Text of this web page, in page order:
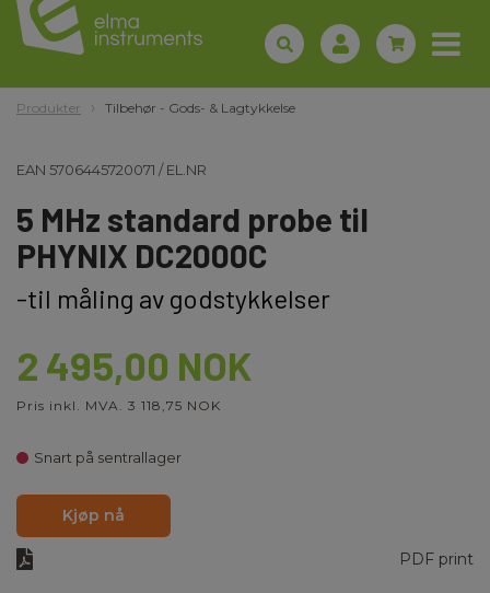
Produkter Tilbehør - Gods- & Lagtykkelse
EAN 5706445720071 /EL.NR
5 MHz standard probe til
PHYNIX DC2000C
-til måling av godstykkelser
2 495,00 NOK
Pris inkl. MVA. 3 118,75 NOK
Snart på sentrallager
Kjøp nå
PDF print